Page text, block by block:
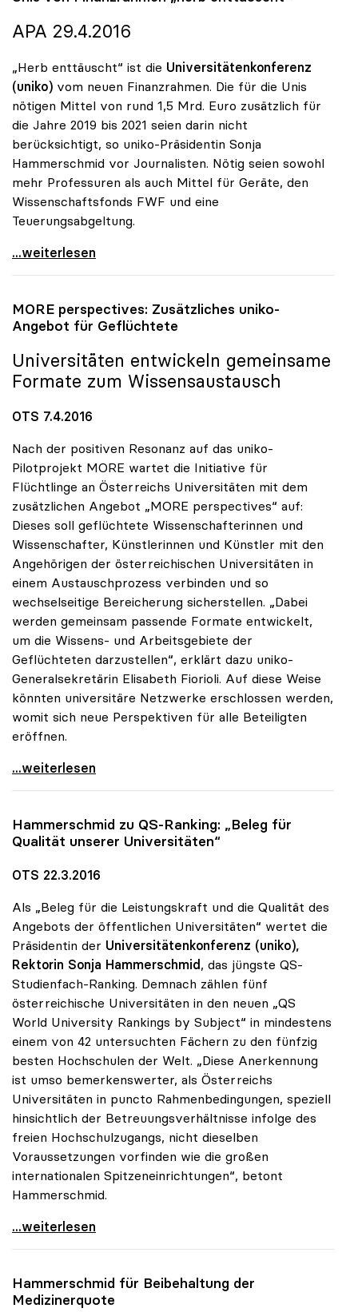
APA 29.4.2016
„Herb enttäuscht“ ist die Universitätenkonferenz
(uniko) vom neuen Finanzrahmen. Die für die Unis
nötigen Mittel von rund 1,5 Mrd. Euro zusätzlich für
die Jahre 2019 bis 2021 seien darin nicht
berücksichtigt, so uniko-Präsidentin Sonja
Hammerschmid vor Journalisten. Nötig seien sowohl
mehr Professuren als auch Mittel für Geräte, den
Wissenschaftsfonds FWF und eine
Teuerungsabgeltung.
Unis von Finanzrahmen „herb enttäuscht\"
...weiterlesen
MORE perspectives: Zusätzliches uniko-
Angebot für Geflüchtete
Universitäten entwickeln gemeinsame
Formate zum Wissensaustausch
OTS 7.4.2016
Nach der positiven Resonanz auf das uniko-
Pilotprojekt MORE wartet die Initiative für
Flüchtlinge an Österreichs Universitäten mit dem
zusätzlichen Angebot „MORE perspectives“ auf:
Dieses soll geflüchtete Wissenschafterinnen und
Wissenschafter, Künstlerinnen und Künstler mit den
Angehörigen der österreichischen Universitäten in
einem Austauschprozess verbinden und so
wechselseitige Bereicherung sicherstellen. „Dabei
werden gemeinsam passende Formate entwickelt,
um die Wissens- und Arbeitsgebiete der
Geflüchteten darzustellen“, erklärt dazu uniko-
Generalsekretärin Elisabeth Fiorioli. Auf diese Weise
könnten universitäre Netzwerke erschlossen werden,
womit sich neue Perspektiven für alle Beteiligten
eröffnen.
MORE perspectives: Zusätzliches uniko-Angebot für
...weiterlesen
Hammerschmid zu QS-Ranking: „Beleg für
Qualität unserer Universitäten“
OTS 22.3.2016
Als „Beleg für die Leistungskraft und die Qualität des
Angebots der öffentlichen Universitäten“ wertet die
Präsidentin der Universitätenkonferenz (uniko),
Rektorin Sonja Hammerschmid, das jüngste QS-
Studienfach-Ranking. Demnach zählen fünf
österreichische Universitäten in den neuen „QS
World University Rankings by Subject“ in mindestens
einem von 42 untersuchten Fächern zu den fünfzig
besten Hochschulen der Welt. „Diese Anerkennung
ist umso bemerkenswerter, als Österreichs
Universitäten in puncto Rahmenbedingungen, speziell
hinsichtlich der Betreuungsverhältnisse infolge des
freien Hochschulzugangs, nicht dieselben
Voraussetzungen vorfinden wie die großen
internationalen Spitzeneinrichtungen“, betont
Hammerschmid.
Hammerschmid zu QS-Ranking: „Beleg für Qualität
...weiterlesen
Hammerschmid für Beibehaltung der
Medizinerquote